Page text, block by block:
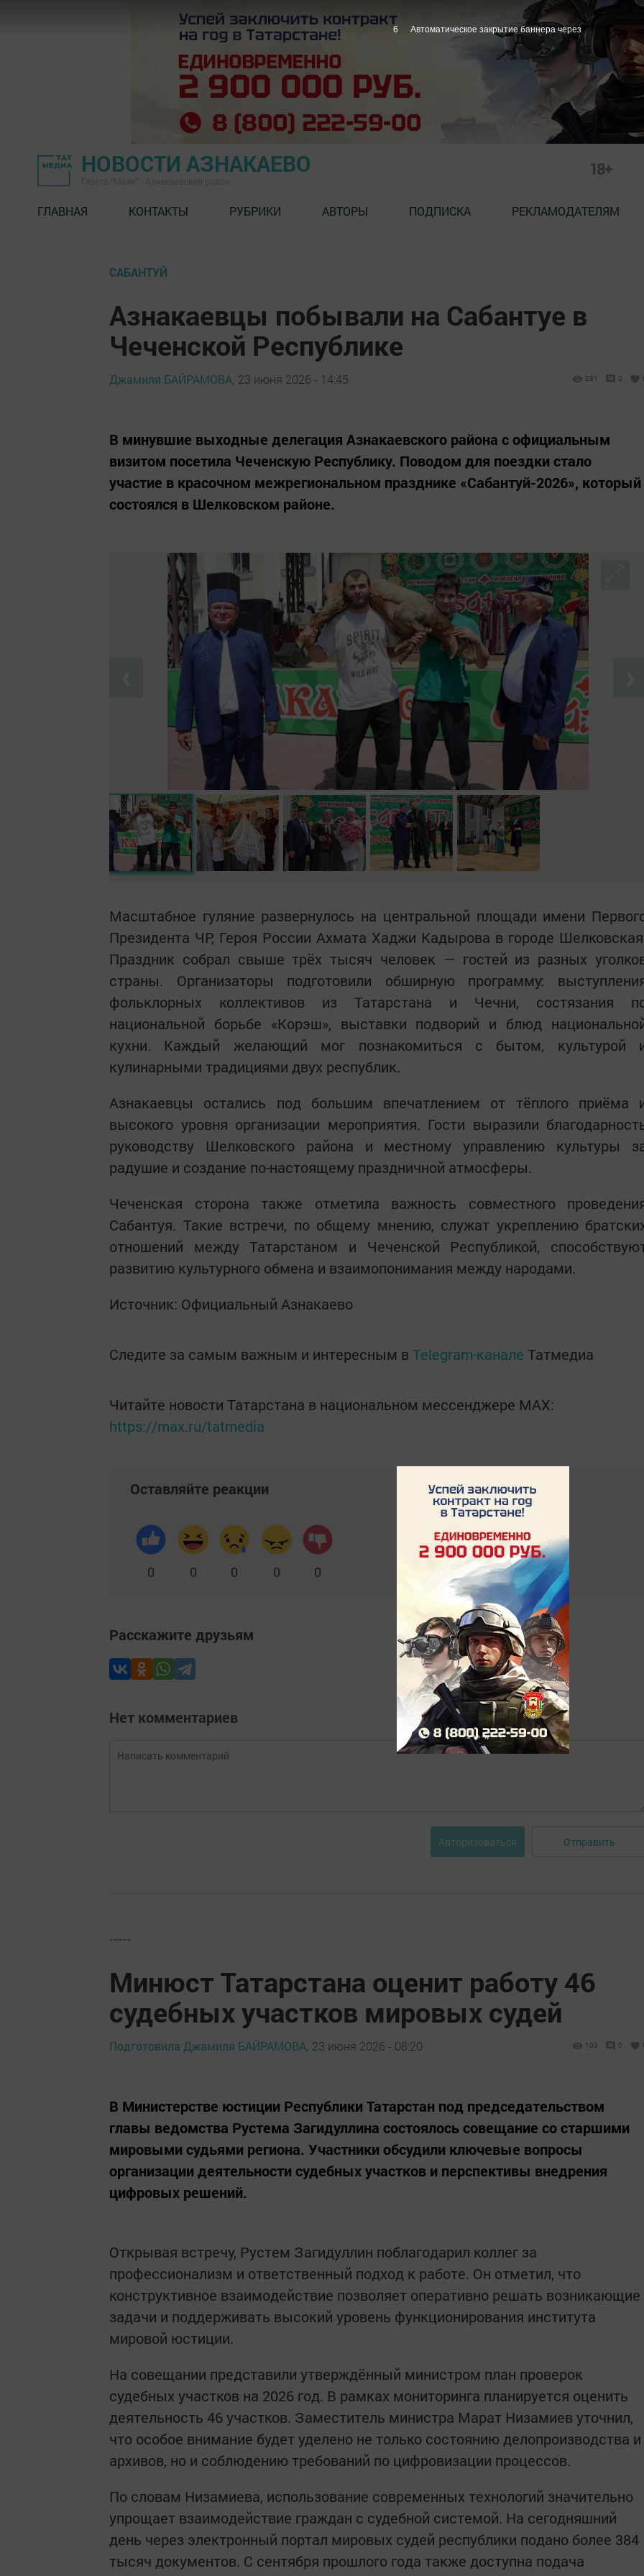
НОВОСТИ АЗНАКАЕВО 18+
ГЛАВНАЯ КОНТАКТЫ РУБРИКИ АВТОРЫ ПОДПИСКА РЕКЛАМОДАТЕЛЯМ
САБАНТУЙ
Азнакаевцы побывали на Сабантуе в
Чеченской Республике
Джамиля БАЙРАМОВА, 23 июня 2026 - 14:45 231 0
В минувшие выходные делегация Азнакаевского района с официальным
визитом посетила Чеченскую Республику. Поводом для поездки стало
участие в красочном межрегиональном празднике «Сабантуй-2026», который
состоялся в Шелковском районе.
Масштабное гуляние развернулось на центральной площади имени
Президента ЧР, Героя России Ахмата Хаджи Кадырова в городе
Праздник собрал свыше трёх тысяч человек — гостей из разных
страны. Организаторы подготовили обширную программу:
фольклорных коллективов из Татарстана и Чечни, состязания
национальной борьбе «Корэш», выставки подворий и блюд
кухни. Каждый желающий мог познакомиться с бытом, культурой
кулинарными традициями двух республик.
Азнакаевцы остались под большим впечатлением от тёплого приёма
высокого уровня организации мероприятия. Гости выразили
руководству Шелковского района и местному управлению культуры
радушие и создание по-настоящему праздничной атмосферы.
Чеченская сторона также отметила важность совместного
Сабантуя. Такие встречи, по общему мнению, служат укреплению
отношений между Татарстаном и Чеченской Республикой,
развитию культурного обмена и взаимопонимания между народами.
Источник: Официальный Азнакаево
Следите за самым важным и интересным в Telegram-канале Татмедиа
Читайте новости Татарстана в национальном мессенджере MАХ:
https://max.ru/tatmedia
Оставляйте реакции
0 0 0 0 0
Расскажите друзьям
Нет комментариев
Авторизоваться Отправить
-----
Минюст Татарстана оценит работу 46
судебных участков мировых судей
Подготовила Джамиля БАЙРАМОВА, 23 июня 2026 - 08:20 103 0
В Министерстве юстиции Республики Татарстан под председательством
главы ведомства Рустема Загидуллина состоялось совещание со старшими
мировыми судьями региона. Участники обсудили ключевые вопросы
организации деятельности судебных участков и перспективы внедрения
цифровых решений.
Открывая встречу, Рустем Загидуллин поблагодарил коллег за
профессионализм и ответственный подход к работе. Он отметил, что
конструктивное взаимодействие позволяет оперативно решать возникающие
задачи и поддерживать высокий уровень функционирования института
мировой юстиции.
На совещании представили утверждённый министром план проверок
судебных участков на 2026 год. В рамках мониторинга планируется оценить
деятельность 46 участков. Заместитель министра Марат Низамиев уточнил,
что особое внимание будет уделено не только состоянию делопроизводства и
архивов, но и соблюдению требований по цифровизации процессов.
По словам Низамиева, использование современных технологий значительно
упрощает взаимодействие граждан с судебной системой. На сегодняшний
день через электронный портал мировых судей республики подано более 384
тысяч документов. С сентября прошлого года также доступна подача
4 Автоматическое закрытие баннера через